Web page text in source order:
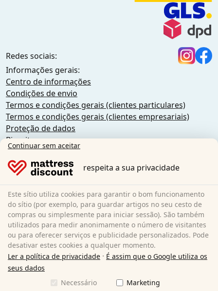
Redes sociais:
Informações gerais:
Centro de informações
Condições de envio
Termos e condições gerais (clientes particulares)
Termos e condições gerais (clientes empresariais)
Proteção de dados
Biscoitos
Política de cancelamento
Impressão
Rescindir o contrato
Sleezzz GmbH
Grebbener Str. 7
52525 Heinsberg
Alemanha
E-Mail:customer-service@matratzen.discount
Todos os preços incluem IVA.
Continuar sem aceitar
respeita a sua privacidade
Este sítio utiliza cookies para garantir o bom funcionamento
do sítio (por exemplo, para guardar artigos no seu cesto de
compras ou simplesmente para iniciar sessão). São também
utilizados para medir anonimamente o número de visitantes
ou para oferecer serviços e publicidade personalizados. Pode
desativar estes cookies a qualquer momento.
Ler a política de privacidade · É assim que o Google utiliza os
seus dados
Necessário
Marketing